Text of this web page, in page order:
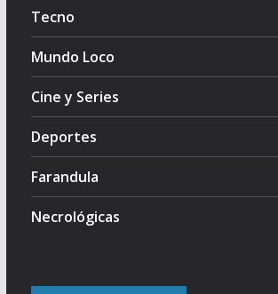
Tecno
Mundo Loco
Cine y Series
Deportes
Farandula
Necrológicas